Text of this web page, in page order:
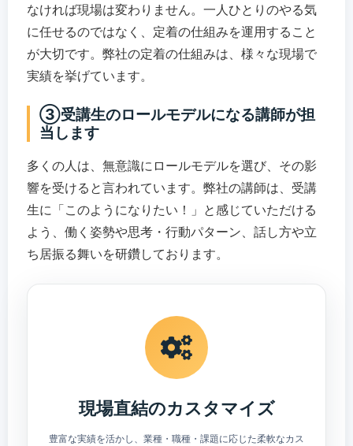
なければ現場は変わりません。一人ひとりのやる気
に任せるのではなく、定着の仕組みを運用すること
が大切です。弊社の定着の仕組みは、様々な現場で
実績を挙げています。
③受講生のロールモデルになる講師が担
当します
多くの人は、無意識にロールモデルを選び、その影
響を受けると言われています。弊社の講師は、受講
生に「このようになりたい！」と感じていただける
よう、働く姿勢や思考・行動パターン、話し方や立
ち居振る舞いを研鑽しております。
現場直結のカスタマイズ
豊富な実績を活かし、業種・職種・課題に応じた柔軟なカス